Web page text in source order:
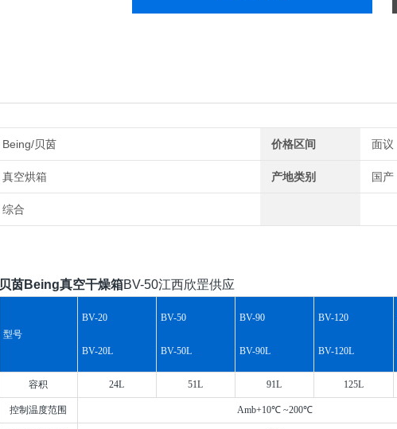
Being/贝茵 价格区间 面议
真空烘箱 产地类别 国产
综合
贝茵Being真空干燥箱BV-50江西欣罡供应
型号
BV-20
BV-20L
BV-50
BV-50L
BV-90
BV-90L
BV-120
BV-120L
容积 24L 51L 91L 125L
控制温度范围 Amb+10℃ ~200℃